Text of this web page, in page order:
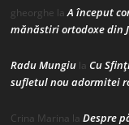
gheorghe laA început
mănăstiri ortodoxe din
Radu Mungiu la Cu
sufletul nou adormitei
Crina Marina la Despre